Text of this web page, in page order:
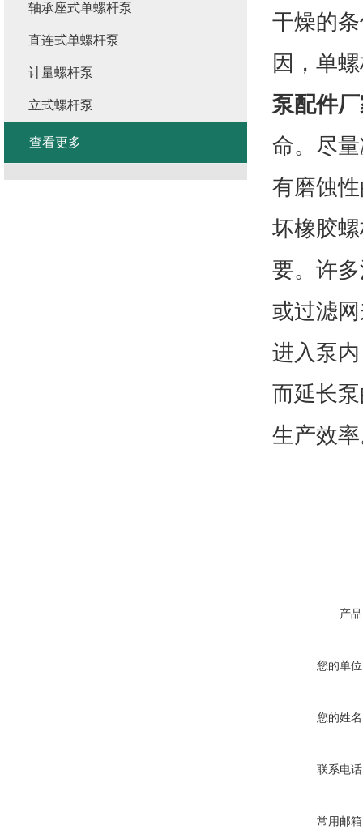
干燥的
因，单
泵配件
命。尽
有磨蚀
坏橡胶
要。许
或过滤
进入泵
而延长
生产效
产
您的单
您的姓
联系电
常用邮
轴承座式单螺杆泵
直连式单螺杆泵
计量螺杆泵
立式螺杆泵
查看更多